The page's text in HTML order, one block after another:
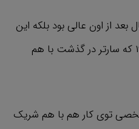
بعد از اون عالی بود بلکه این
دو نفر تا ۵۰ سال بعد یعنی ۱۹۸۰ که سارتر در گذشت با هم
شخصی توی کار هم با هم شریک